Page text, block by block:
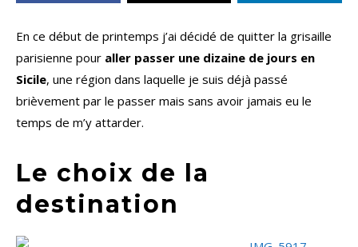
En ce début de printemps j’ai décidé de quitter la grisaille
parisienne pour aller passer une dizaine de jours en
Sicile, une région dans laquelle je suis déjà passé
brièvement par le passer mais sans avoir jamais eu le
temps de m’y attarder.
Le choix de la
destination